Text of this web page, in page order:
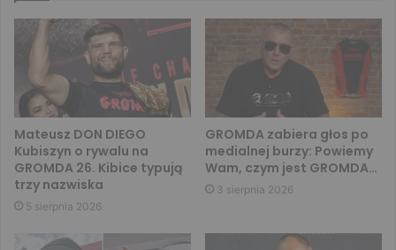
Mateusz DON DIEGO
Kubiszyn o rywalu na
GROMDA 26. Kibice typują
trzy nazwiska
5 sierpnia 2026
GROMDA zabiera głos po
medialnej burzy: Powiemy
Wam, czym jest GROMDA…
3 sierpnia 2026